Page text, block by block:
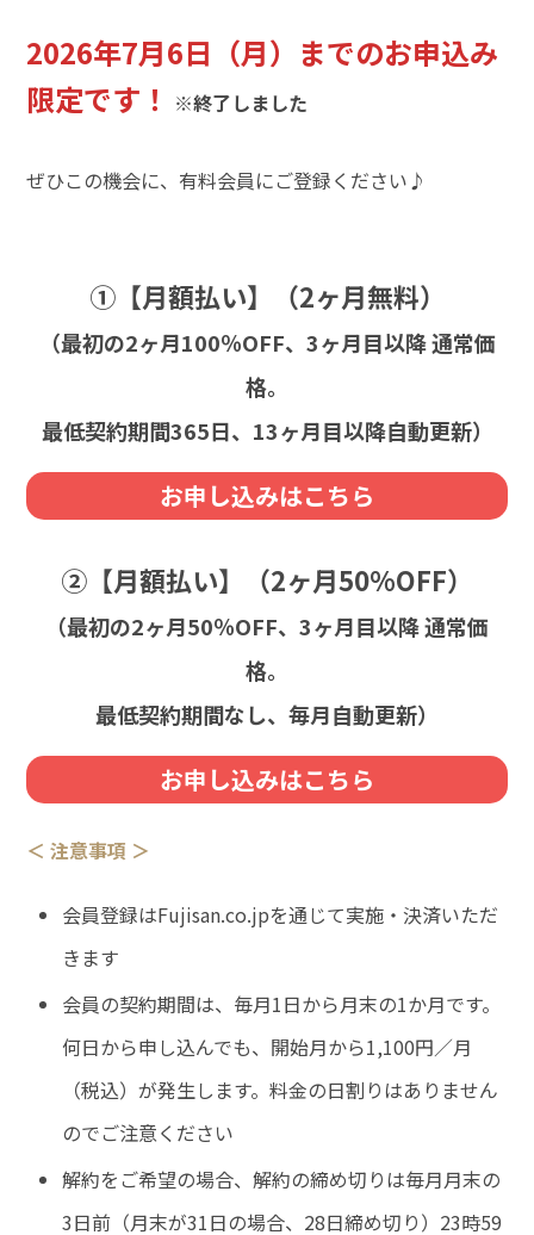
2026年7月6日（月）までのお申込み
限定です！
※終了しました
ぜひこの機会に、有料会員にご登録ください♪
①【月額払い】（2ヶ月無料）
（最初の2ヶ月100％OFF、3ヶ月目以降 通常価
格。
最低契約期間365日、13ヶ月目以降自動更新）
お申し込みはこちら
②【月額払い】（2ヶ月50%OFF）
（最初の2ヶ月50％OFF、3ヶ月目以降 通常価
格。
最低契約期間なし、毎月自動更新）
お申し込みはこちら
＜ 注意事項 ＞
会員登録はFujisan.co.jpを通じて実施・決済いただ
きます
会員の契約期間は、毎月1日から月末の1か月です。
何日から申し込んでも、開始月から1,100円／月
（税込）が発生します。料金の日割りはありません
のでご注意ください
解約をご希望の場合、解約の締め切りは毎月月末の
3日前（月末が31日の場合、28日締め切り）23時59